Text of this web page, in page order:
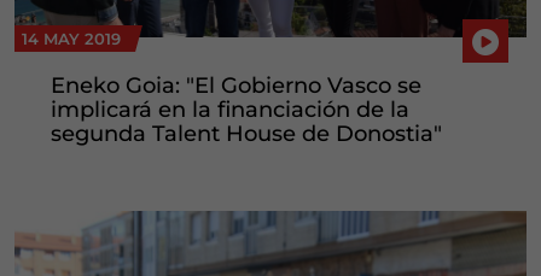
14 MAY 2019
Eneko Goia: "El Gobierno Vasco se
implicará en la financiación de la
segunda Talent House de Donostia"